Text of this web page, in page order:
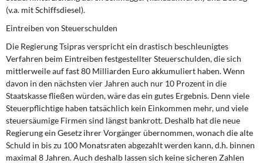
(v.a. mit Schiffsdiesel).
Eintreiben von Steuerschulden
Die Regierung Tsipras verspricht ein drastisch beschleunigtes
Verfahren beim Eintreiben festgestellter Steuerschulden, die sich
mittlerweile auf fast 80 Milliarden Euro akkumuliert haben. Wenn
davon in den nächsten vier Jahren auch nur 10 Prozent in die
Staatskasse fließen würden, wäre das ein gutes Ergebnis. Denn viele
Steuerpflichtige haben tatsächlich kein Einkommen mehr, und viele
steuersäumige Firmen sind längst bankrott. Deshalb hat die neue
Regierung ein Gesetz ihrer Vorgänger übernommen, wonach die alte
Schuld in bis zu 100 Monatsraten abgezahlt werden kann, d.h. binnen
maximal 8 Jahren. Auch deshalb lassen sich keine sicheren Zahlen